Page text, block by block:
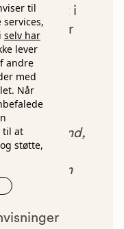
til
selv har
lever
andre
med
Når
til at
støtte,
blive vist i
der
krav,
ikke har
os, vil
bedemand,
og